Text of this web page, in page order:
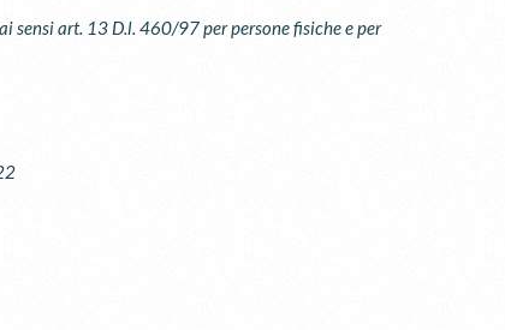
sensi art. 13 D.l. 460/97 per persone fisiche e per